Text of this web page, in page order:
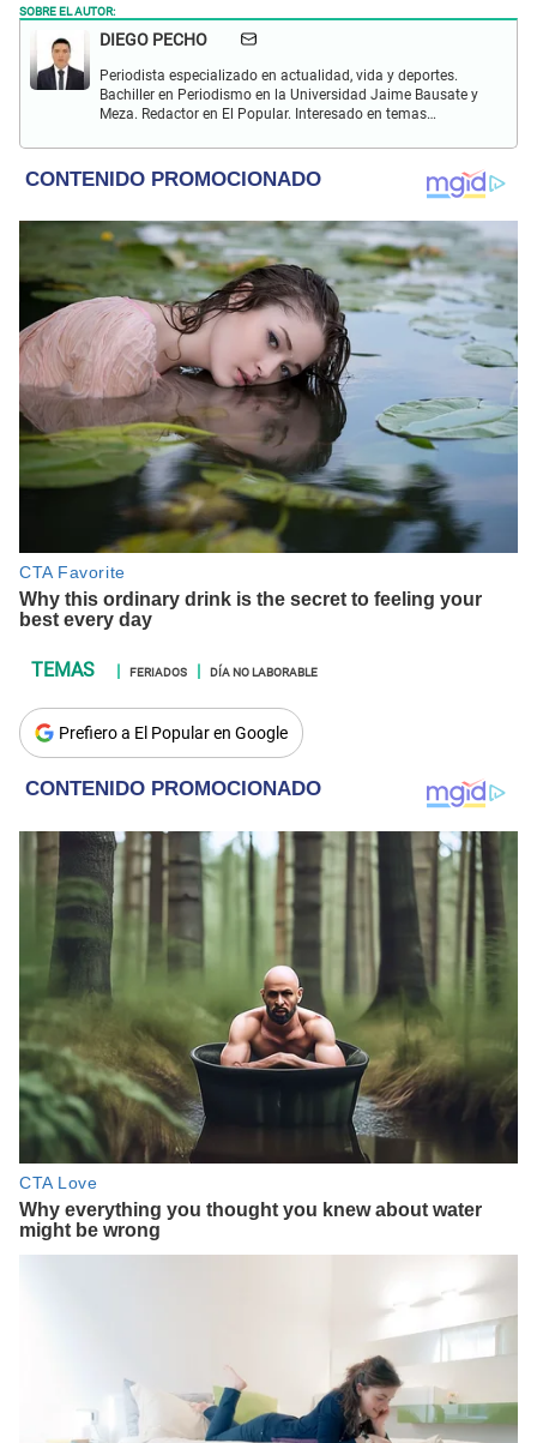
SOBRE EL AUTOR:
DIEGO PECHO
Periodista especializado en actualidad, vida y deportes.
Bachiller en Periodismo en la Universidad Jaime Bausate y
Meza. Redactor en El Popular. Interesado en temas
internacional, trucos caseros y educación.
FERIADOS DÍA NO LABORABLE
Prefiero a El Popular en Google